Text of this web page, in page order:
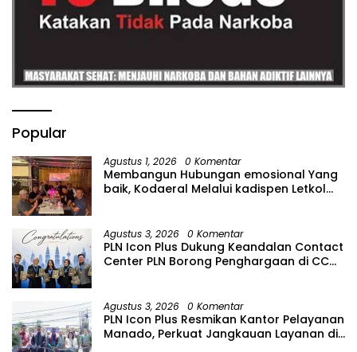
Popular
Agustus 1, 2026 0 Komentar
Membangun Hubungan emosional Yang
baik, Kodaeral Melalui kadispen Letkol
suasana Santai lebih Dekat Dan
Harmonis.
Agustus 3, 2026 0 Komentar
PLN Icon Plus Dukung Keandalan Contact
Center PLN Borong Penghargaan di CCW
Agustus 3, 2026 0 Komentar
PLN Icon Plus Resmikan Kantor Pelayanan
Manado, Perkuat Jangkauan Layanan di